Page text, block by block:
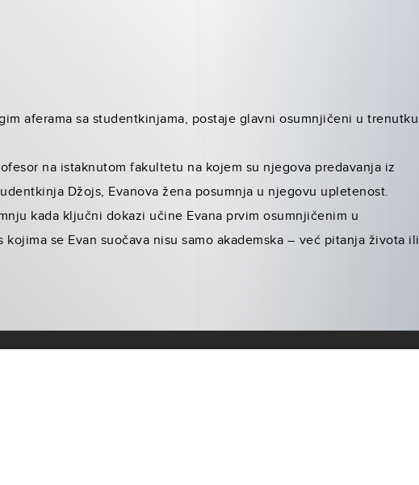
aferama sa studentkinjama, postaje glavni osumnjičeni u trenutku
na istaknutom fakultetu na kojem su njegova predavanja iz
Džojs, Evanova žena posumnja u njegovu upletenost.
kada ključni dokazi učine Evana prvim osumnjičenim u
se Evan suočava nisu samo akademska – već pitanja života ili